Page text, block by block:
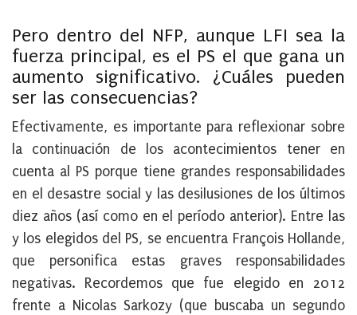
Pero dentro del NFP, aunque LFI sea la
fuerza principal, es el PS el que gana un
aumento significativo. ¿Cuáles pueden
ser las consecuencias?
Efectivamente, es importante para reflexionar sobre
la continuación de los acontecimientos tener en
cuenta al PS porque tiene grandes responsabilidades
en el desastre social y las desilusiones de los últimos
diez años (así como en el período anterior). Entre las
y los elegidos del PS, se encuentra François Hollande,
que personifica estas graves responsabilidades
negativas. Recordemos que fue elegido en 2012
frente a Nicolas Sarkozy (que buscaba un segundo